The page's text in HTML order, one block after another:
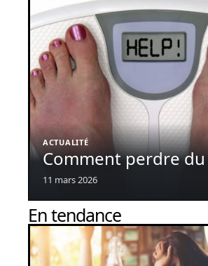
ACTUALITÉ
Comment perdre du
11 mars 2026
En tendance